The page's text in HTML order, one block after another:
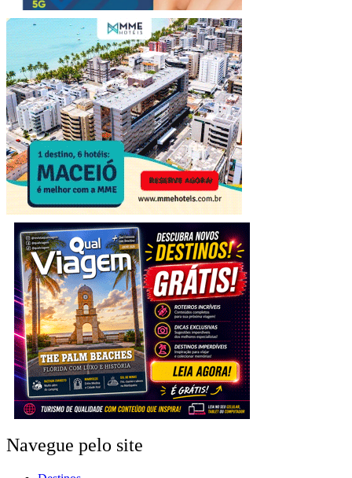
Navegue pelo site